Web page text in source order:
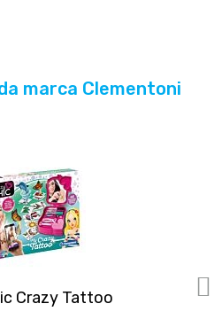
marca Clementoni
Crazy Tattoo